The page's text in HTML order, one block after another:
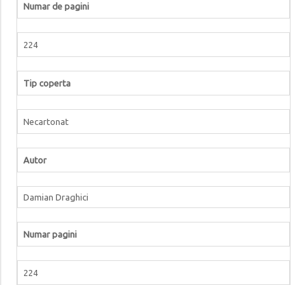
Numar de pagini
224
Tip coperta
Necartonat
Autor
Damian Draghici
Numar pagini
224